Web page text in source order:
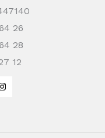
26
28
12